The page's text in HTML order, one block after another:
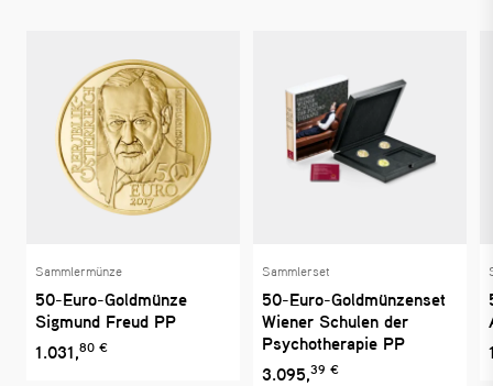
Sammlermünze
50-Euro-Goldmünze
Sigmund Freud PP
1.031,80 €
Sammlerset
50-Euro-Goldmünzenset
Wiener Schulen der
Psychotherapie PP
3.095,39 €